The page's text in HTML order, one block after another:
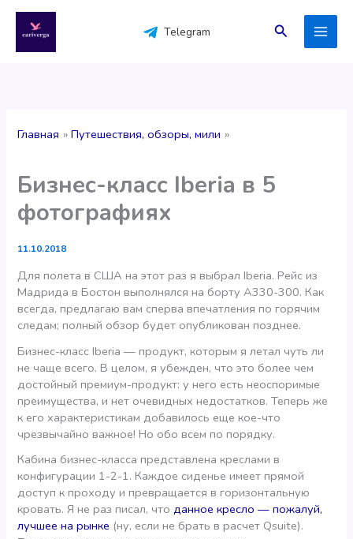
содержимому
Telegram Поиск
Главная Путешествия, обзоры, мили
Бизнес-класс Iberia в 5
фотографиях
11.10.2018
Для полета в США на этот раз я выбрал Iberia. Рейс из
Мадрида в Бостон выполнялся на борту А330-300. Как
всегда, предлагаю вам сперва впечатления по горячим
следам; полный обзор будет опубликован позднее.
Бизнес-класс Iberia — продукт, которым я летал чуть ли
не чаще всего. В целом, я убежден, что это более чем
достойный премиум-продукт: у него есть неоспоримые
преимущества, и нет очевидных недостатков. Теперь же
к его характеристикам добавилось еще кое-что
чрезвычайно важное! Но обо всем по порядку.
Кабина бизнес-класса представлена креслами в
конфигурации 1-2-1. Каждое сиденье имеет прямой
доступ к проходу и превращается в горизонтальную
кровать. Я не раз писал, чтоданное кресло — пожалуй,
лучшее на рынке (ну, если не брать в расчет Qsuite).